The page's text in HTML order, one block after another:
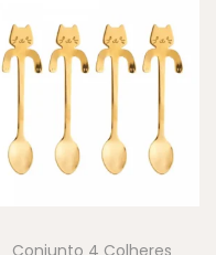
Conjunto 4 Colheres